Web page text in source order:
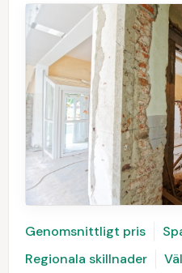
Genomsnittligt pris
Regionala skillnader